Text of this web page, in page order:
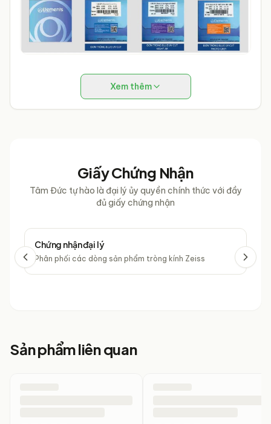
Xem thêm
Giấy Chứng Nhận
Tâm Đức tự hào là đại lý ủy quyền chính thức với đầy
đủ giấy chứng nhận
Chứng nhận đại lý
Phân phối các dòng sản phẩm tròng kính Zeiss
Sản phẩm liên quan